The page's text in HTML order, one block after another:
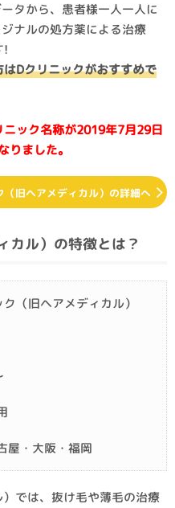
タから、患者様一人一人に
ナルの処方薬による治療
!
Dクリニックがおすすめで
ック名称が2019年7月29日
りました。
（旧ヘアメディカル）の詳細へ
カル）の特徴とは？
（旧ヘアメディカル）
屋・大阪・福岡
では、抜け毛や薄毛の治療